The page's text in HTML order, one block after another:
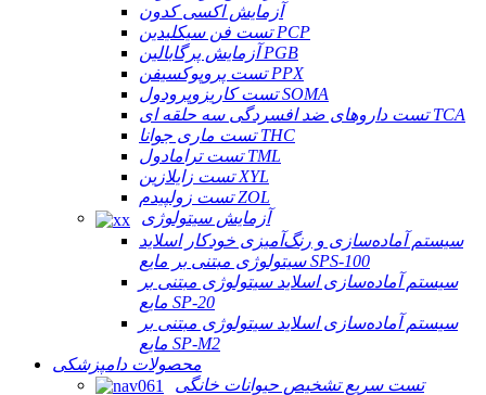
آزمایش اکسی کدون
تست فن سیکلیدین PCP
آزمایش پرگابالین PGB
تست پروپوکسیفن PPX
تست کاریزوپرودول SOMA
تست داروهای ضد افسردگی سه حلقه ای TCA
تست ماری جوانا THC
تست ترامادول TML
تست زایلازین XYL
تست زولپیدم ZOL
آزمایش سیتولوژی
سیستم آماده‌سازی و رنگ‌آمیزی خودکار اسلاید
سیتولوژی مبتنی بر مایع SPS-100
سیستم آماده‌سازی اسلاید سیتولوژی مبتنی بر
مایع SP-20
سیستم آماده‌سازی اسلاید سیتولوژی مبتنی بر
مایع SP-M2
محصولات دامپزشکی
تست سریع تشخیص حیوانات خانگی